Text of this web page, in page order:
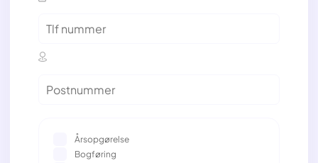
Årsopgørelse
Bogføring